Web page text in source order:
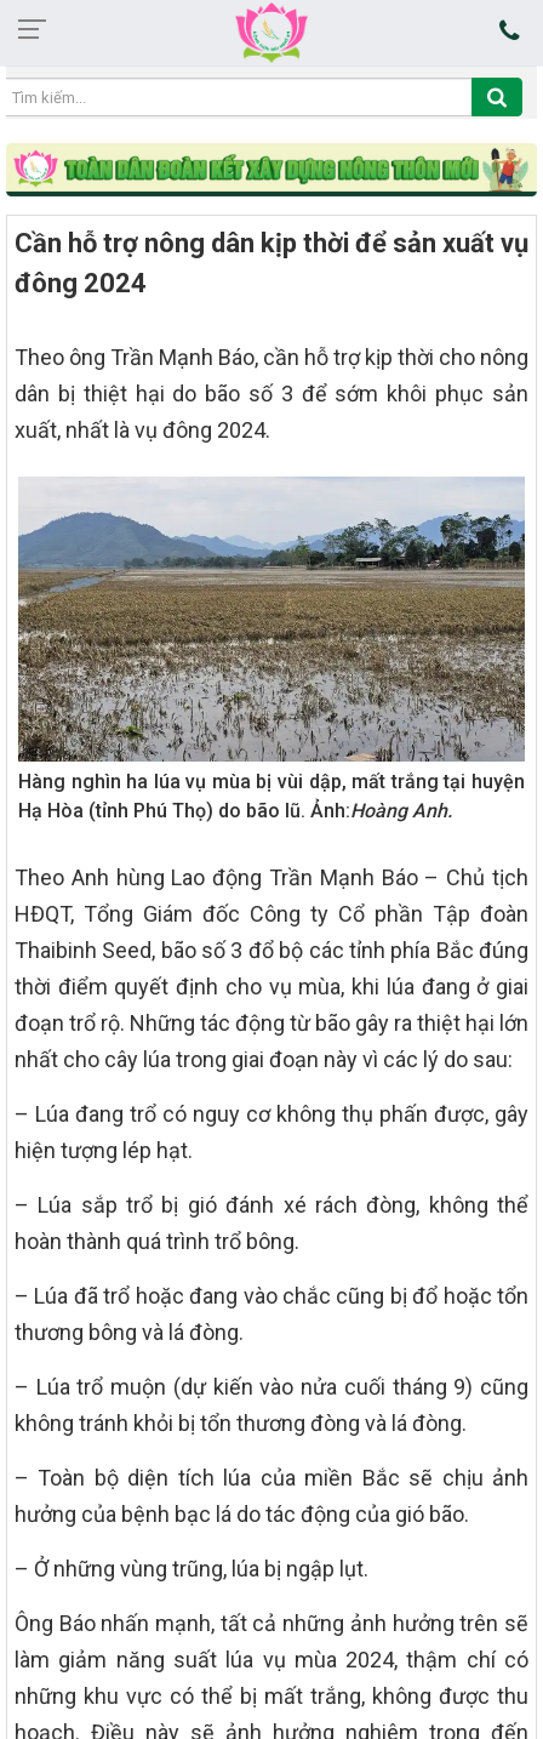
20:28:16 06/08/2026
Cần hỗ trợ nông dân kịp thời để sản xuất vụ
đông 2024
Theo ông Trần Mạnh Báo, cần hỗ trợ kịp thời cho nông
dân bị thiệt hại do bão số 3 để sớm khôi phục sản
xuất, nhất là vụ đông 2024.
Hàng nghìn ha lúa vụ mùa bị vùi dập, mất trắng tại huyện
Hạ Hòa (tỉnh Phú Thọ) do bão lũ. Ảnh:Hoàng Anh.
Theo Anh hùng Lao động Trần Mạnh Báo – Chủ tịch
HĐQT, Tổng Giám đốc Công ty Cổ phần Tập đoàn
Thaibinh Seed, bão số 3 đổ bộ các tỉnh phía Bắc đúng
thời điểm quyết định cho vụ mùa, khi lúa đang ở giai
đoạn trổ rộ. Những tác động từ bão gây ra thiệt hại lớn
nhất cho cây lúa trong giai đoạn này vì các lý do sau:
– Lúa đang trổ có nguy cơ không thụ phấn được, gây
hiện tượng lép hạt.
– Lúa sắp trổ bị gió đánh xé rách đòng, không thể
hoàn thành quá trình trổ bông.
– Lúa đã trổ hoặc đang vào chắc cũng bị đổ hoặc tổn
thương bông và lá đòng.
– Lúa trổ muộn (dự kiến vào nửa cuối tháng 9) cũng
không tránh khỏi bị tổn thương đòng và lá đòng.
– Toàn bộ diện tích lúa của miền Bắc sẽ chịu ảnh
hưởng của bệnh bạc lá do tác động của gió bão.
– Ở những vùng trũng, lúa bị ngập lụt.
Ông Báo nhấn mạnh, tất cả những ảnh hưởng trên sẽ
làm giảm năng suất lúa vụ mùa 2024, thậm chí có
những khu vực có thể bị mất trắng, không được thu
hoạch. Điều này sẽ ảnh hưởng nghiêm trọng đến